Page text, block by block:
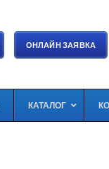
ОНЛАЙН ЗАЯВКА
КАТАЛОГ